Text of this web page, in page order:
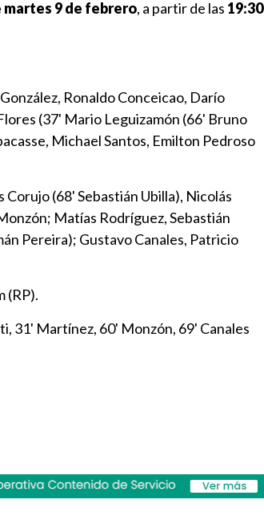
martes 9 de febrero, a partir de las 19:30
Ronaldo Conceicao, Darío
(37' Mario Leguizamón (66' Bruno
Michael Santos, Emilton Pedroso
(68' Sebastián Ubilla), Nicolás
Matías Rodríguez, Sebastián
Pereira); Gustavo Canales, Patricio
(RP).
31' Martínez, 60' Monzón, 69' Canales